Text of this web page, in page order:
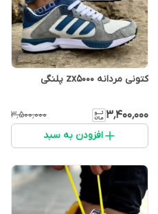
کتونی مردانه zx5000 پلنگی
۳٬۴۰۰٬۰۰۰ ۳٬۵۰۰٬۰۰۰
افزودن به سبد